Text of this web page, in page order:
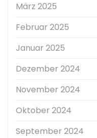
März 2025
Februar 2025
Januar 2025
Dezember 2024
November 2024
Oktober 2024
September 2024